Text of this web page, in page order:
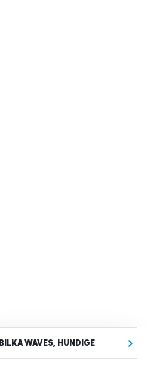
BILKA WAVES, HUNDIGE